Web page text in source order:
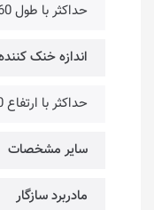
حداکثر با طول 360 میلی‌متر
اندازه خنک
حداکثر با ارتفاع 160 میلی‌متر
سایر مشخصات
مادربرد سازگار